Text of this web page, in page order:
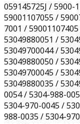
059145725J / 5900-
59001107055 /
7001 /
53049880051 /
53049700044 /
53049880050 /
53049700045 /
53049880035 /
0054 / 5304-988-
5304-970-0045 /
988-0035 / 5304-